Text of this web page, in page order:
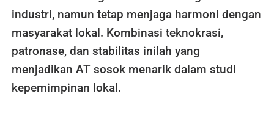
industri, namun tetap menjaga harmoni dengan
masyarakat lokal. Kombinasi teknokrasi,
patronase, dan stabilitas inilah yang
menjadikan AT sosok menarik dalam studi
kepemimpinan lokal.